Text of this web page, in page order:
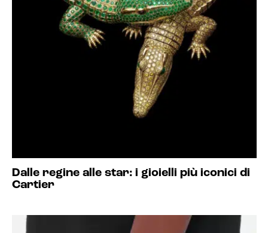
Dalle regine alle star: i gioielli più iconici di
Cartier